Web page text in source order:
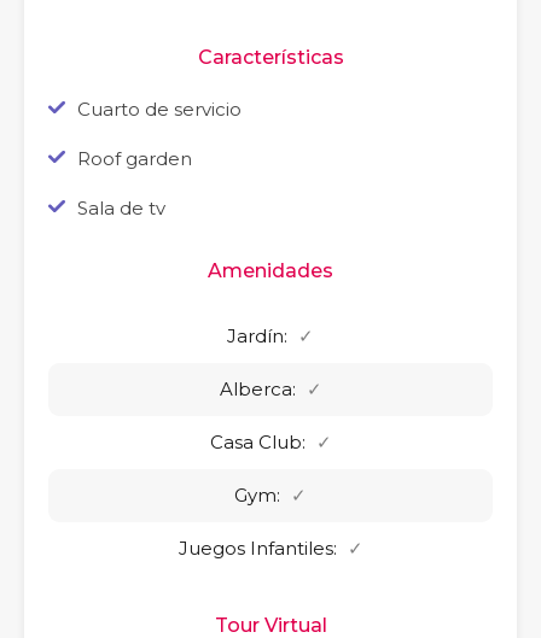
Características
Cuarto de servicio
Roof garden
Sala de tv
Amenidades
Jardín: ✓
Alberca: ✓
Casa Club: ✓
Gym: ✓
Juegos Infantiles: ✓
Tour Virtual